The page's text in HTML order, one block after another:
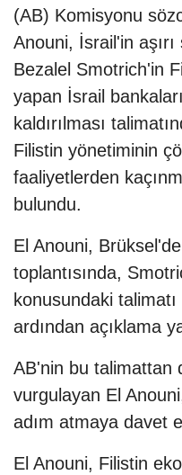
(AB) Komisyonu
Anouni, İsrail'in aşırı
Bezalel Smotrich'in
yapan İsrail
kaldırılması
Filistin yönetiminin
faaliyetlerden
bulundu.
El Anouni,
toplantısında,
konusundaki
ardından açıklama
AB'nin bu talimattan
vurgulayan El
adım atmaya davet
El Anouni, Filistin